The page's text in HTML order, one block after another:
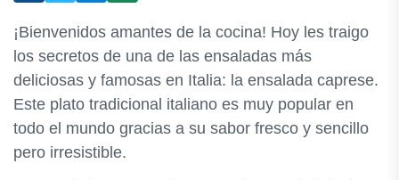
¡Bienvenidos amantes de la cocina! Hoy les traigo
los secretos de una de las ensaladas más
deliciosas y famosas en Italia: la ensalada caprese.
Este plato tradicional italiano es muy popular en
todo el mundo gracias a su sabor fresco y sencillo
pero irresistible.